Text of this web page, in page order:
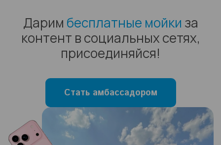
Дарим бесплатные мойки за
контент в социальных сетях,
присоединяйся!
Стать амбассадором